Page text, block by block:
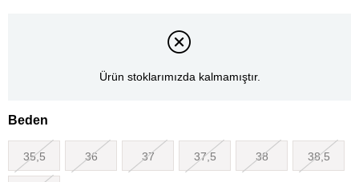
Ürün stoklarımızda kalmamıştır.
Beden
35,5 36 37 37,5 38 38,5